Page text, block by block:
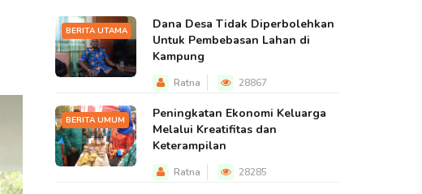
BERITA UTAMA
Dana Desa Tidak Diperbolehkan
Untuk Pembebasan Lahan di
Kampung
Ratna 28867
BERITA UMUM
Peningkatan Ekonomi Keluarga
Melalui Kreatifitas dan
Keterampilan
Ratna 28285